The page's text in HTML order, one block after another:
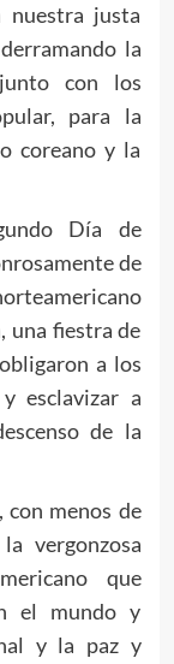
nuestra justa
la
con los
para la
coreano y la
Día de
de
una fiestra de
a los
esclavizar a
de la
con menos de
vergonzosa
que
el mundo y
y la paz y